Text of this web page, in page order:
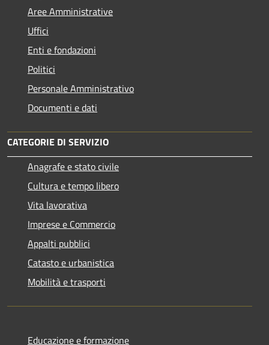
Aree Amministrative
Uffici
Enti e fondazioni
Politici
Personale Amministrativo
Documenti e dati
CATEGORIE DI SERVIZIO
Anagrafe e stato civile
Cultura e tempo libero
Vita lavorativa
Imprese e Commercio
Appalti pubblici
Catasto e urbanistica
Mobilità e trasporti
Educazione e formazione